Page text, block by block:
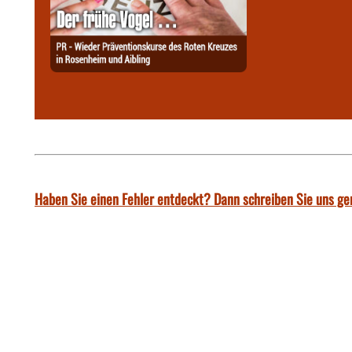
Haben Sie einen Fehler entdeckt? Dann schreiben Sie uns